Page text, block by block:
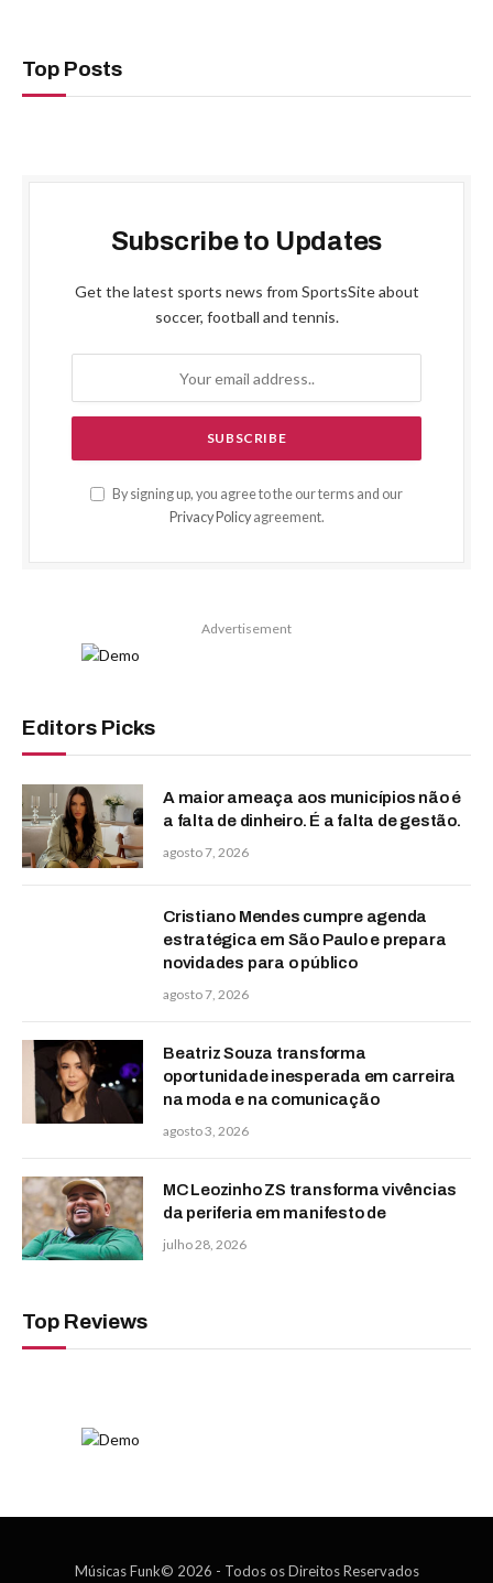
Top Posts
Subscribe to Updates
Get the latest sports news from SportsSite about
soccer, football and tennis.
By signing up, you agree to the our terms and our
Privacy Policyagreement.
Advertisement
Editors Picks
A maior ameaça aos municípios não é
a falta de dinheiro. É a falta de gestão.
agosto 7, 2026
Cristiano Mendes cumpre agenda
estratégica em São Paulo e prepara
novidades para o público
agosto 7, 2026
Beatriz Souza transforma
oportunidade inesperada em carreira
na moda e na comunicação
agosto 3, 2026
MC Leozinho ZS transforma vivências
da periferia em manifesto de
julho 28, 2026
Top Reviews
Músicas Funk© 2026 - Todos os Direitos Reservados